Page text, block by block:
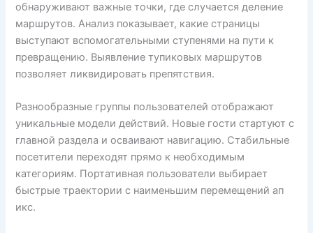
обнаруживают важные точки, где случается деление
маршрутов. Анализ показывает, какие страницы
выступают вспомогательными ступенями на пути к
превращению. Выявление тупиковых маршрутов
позволяет ликвидировать препятствия.
Разнообразные группы пользователей отображают
уникальные модели действий. Новые гости стартуют с
главной раздела и осваивают навигацию. Стабильные
посетители переходят прямо к необходимым
категориям. Портативная пользователи выбирает
быстрые траектории с наименьшим перемещений ап
икс.